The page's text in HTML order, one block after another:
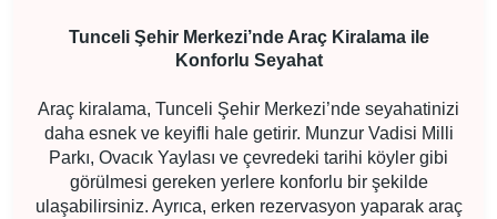
Tunceli Şehir Merkezi’nde Araç Kiralama ile
Konforlu Seyahat
Araç kiralama, Tunceli Şehir Merkezi’nde seyahatinizi
daha esnek ve keyifli hale getirir. Munzur Vadisi Milli
Parkı, Ovacık Yaylası ve çevredeki tarihi köyler gibi
görülmesi gereken yerlere konforlu bir şekilde
ulaşabilirsiniz. Ayrıca, erken rezervasyon yaparak araç